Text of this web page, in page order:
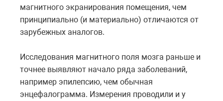
магнитного экранирования помещения, чем
принципиально (и материально) отличаются от
зарубежных аналогов.
Исследования магнитного поля мозга раньше и
точнее выявляют начало ряда заболеваний,
например эпилепсию, чем обычная
энцефалограмма. Измерения проводили и у